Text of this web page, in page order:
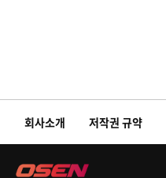
회사소개 저작권 규약